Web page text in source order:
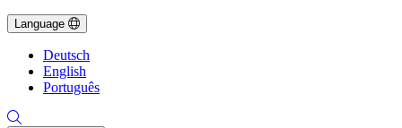
Language
Deutsch
English
Português